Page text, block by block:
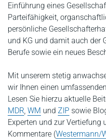
Einführung eines
Parteifähigkeit,
persönliche
und KG und damit auch der
Berufe sowie ein neues
Mit unserem stetig
wir Ihnen einen
Lesen Sie hierzu aktuelle
MDR, WM und ZIP sowie
Experten und zur Vertiefung
Kommentare (Westermann/